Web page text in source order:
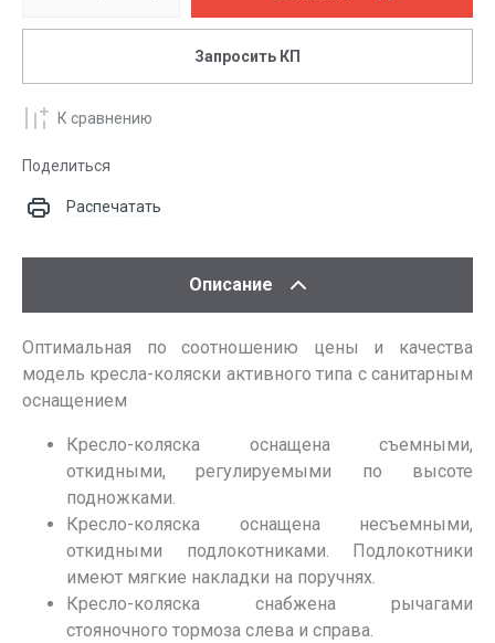
Запросить КП
К сравнению
Поделиться
Распечатать
Описание
Оптимальная по соотношению цены и качества
модель кресла-коляски активного типа с санитарным
оснащением
Кресло-коляска оснащена съемными,
откидными, регулируемыми по высоте
подножками.
Кресло-коляска оснащена несъемными,
откидными подлокотниками. Подлокотники
имеют мягкие накладки на поручнях.
Кресло-коляска снабжена рычагами
стояночного тормоза слева и справа.